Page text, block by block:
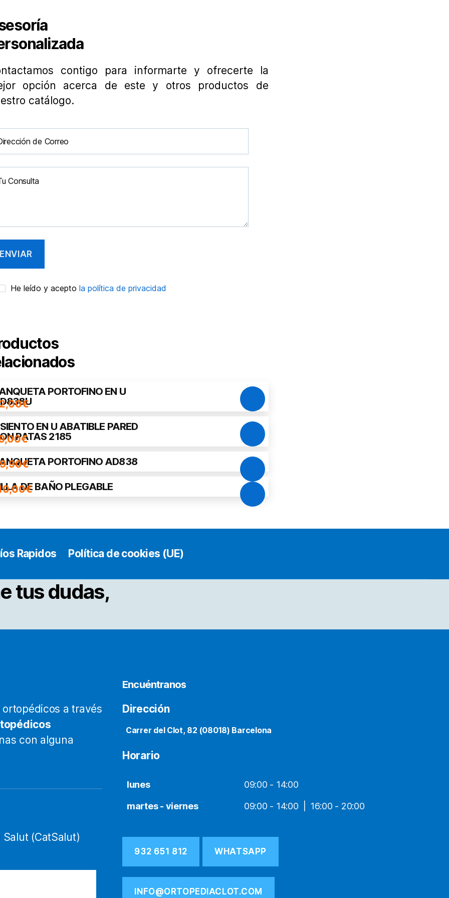
contigo para informarte y ofrecerte la
opción acerca de este y otros productos de
catálogo.
He leído y acepto la política de privacidad
PORTOFINO EN U
€
EN U ABATIBLE PARED
PATAS 2185
€
PORTOFINO AD838
€
DE BAÑO PLEGABLE
€
Rapidos Política de cookies (UE)
tus dudas,
ortopédicos a través
con alguna
(CatSalut)
Encuéntranos
Dirección
Carrer del Clot, 82 (08018) Barcelona
Horario
lunes 09:00 - 14:00
martes - viernes 09:00 - 14:00 16:00 - 20:00
932 651 812 WHATSAPP
INFO@ORTOPEDIACLOT.COM